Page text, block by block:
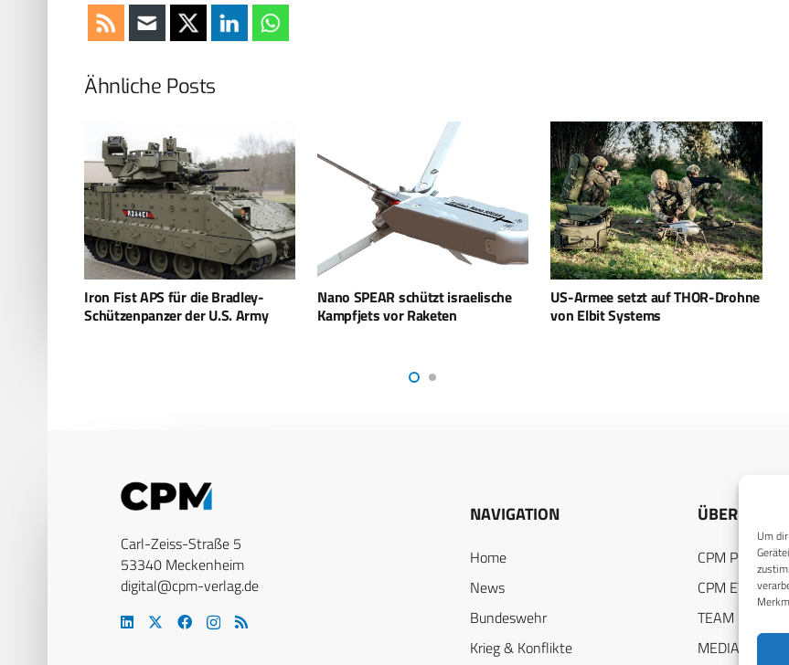
Um
Ähnliche Posts
Nano SPEAR schützt israelische
Kampfjets vor Raketen
US-Armee setzt auf THOR-Drohne
von Elbit Systems
Nachtsichtsysteme: Elbit erhält
Millionen Auftrag der US-Armee
Carl-Zeiss-Straße 5
53340 Meckenheim
digital@cpm-verlag.de
NAVIGATION
Home
News
Bundeswehr
Krieg & Konflikte
ÜBER UNS
CPM
CPM EVENTS
TEAM
MEDIADATEN